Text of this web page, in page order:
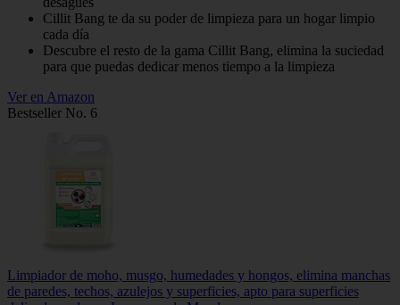
Cillit Bang te da su poder de limpieza para un hogar limpio
cada día
Descubre el resto de la gama Cillit Bang, elimina la suciedad
para que puedas dedicar menos tiempo a la limpieza
Ver en Amazon
Bestseller No. 6
Limpiador de moho, musgo, humedades y hongos, elimina manchas
de paredes, techos, azulejos y superficies, apto para superficies